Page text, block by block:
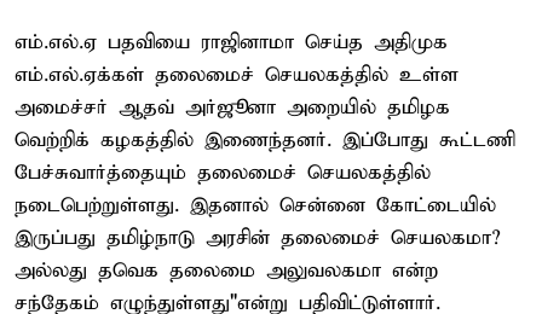
எம்.எல்.ஏ பதவியை ராஜினாமா செய்த அதிமுக
எம்.எல்.ஏக்கள் தலைமைச் செயலகத்தில் உள்ள
அமைச்சர் ஆதவ் அர்ஜூனா அறையில் தமிழக
வெற்றிக் கழகத்தில் இணைந்தனர். இப்போது கூட்டணி
பேச்சுவார்த்தையும் தலைமைச் செயலகத்தில்
நடைபெற்றுள்ளது. இதனால் சென்னை கோட்டையில்
இருப்பது தமிழ்நாடு அரசின் தலைமைச் செயலகமா?
அல்லது தவெக தலைமை அலுவலகமா என்ற
சந்தேகம் எழுந்துள்ளது"என்று பதிவிட்டுள்ளார்.